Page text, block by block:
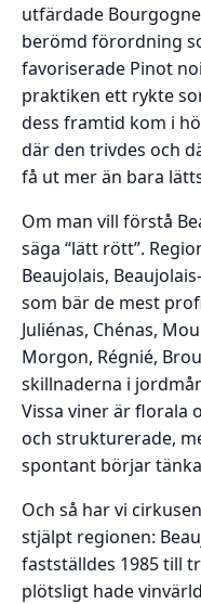
utfärdade
berömd förordning
favoriserade Pinot
praktiken ett rykte
dess framtid kom i
där den trivdes och
få ut mer än bara
Om man vill förstå
säga “lätt rött”.
Beaujolais,
som bär de mest
Juliénas, Chénas,
Morgon, Régnié,
skillnaderna i
Vissa viner är florala
och strukturerade,
spontant börjar
Och så har vi
stjälpt regionen:
fastställdes 1985 till
plötsligt hade